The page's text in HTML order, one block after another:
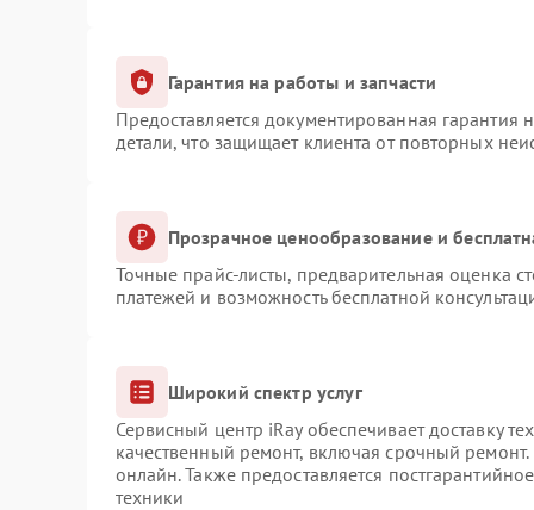
Гарантия на работы и запчасти
Предоставляется документированная
детали, что защищает клиента от повторных
Прозрачное ценообразование и
Точные прайс-листы, предварительная оценка
платежей и возможность бесплатной
Широкий спектр услуг
Сервисный центр iRay обеспечивает доставку
качественный ремонт, включая срочный ремонт.
онлайн. Также предоставляется
техники